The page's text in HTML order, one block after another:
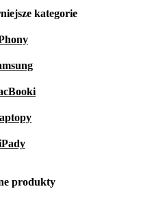
kategorie
produkty